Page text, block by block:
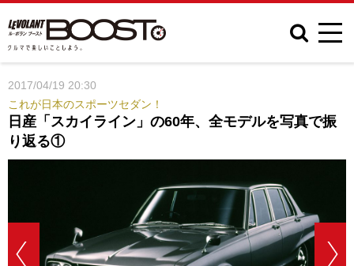
2017/04/19 20:30
これが日本のスポーツセダン！
日産「スカイライン」の60年、全モデルを写真で振
り返る①